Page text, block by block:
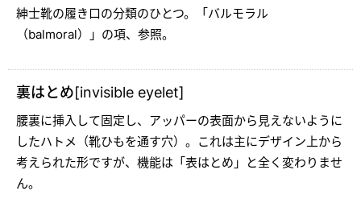
紳士靴の履き口の分類のひとつ。「バルモラル
（balmoral）」の項、参照。
裏はとめ[invisible eyelet]
腰裏に挿入して固定し、アッパーの表面から見えないように
したハトメ（靴ひもを通す穴）。これは主にデザイン上から
考えられた形ですが、機能は「表はとめ」と全く変わりませ
ん。